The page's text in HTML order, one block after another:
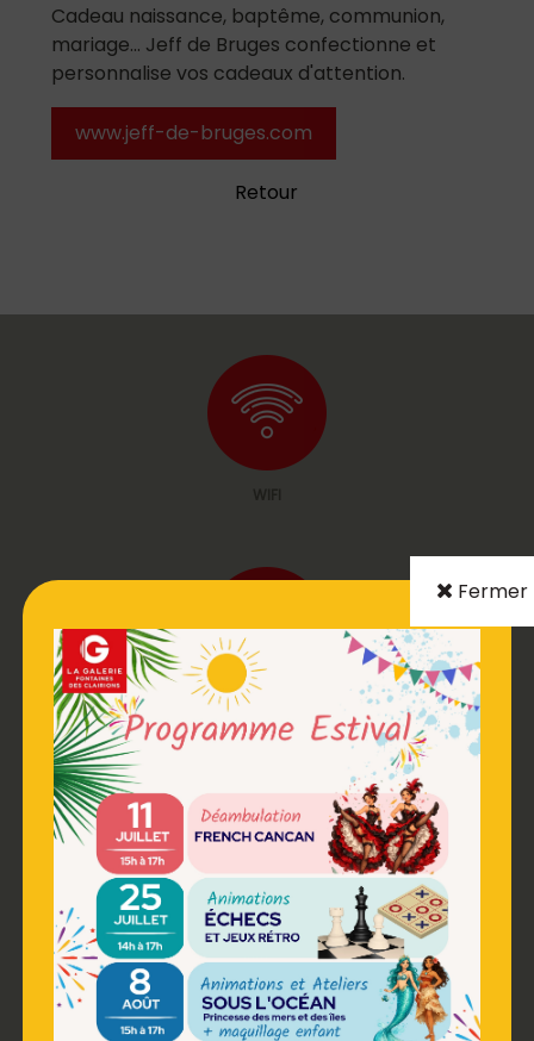
Cadeau naissance, baptême, communion,
mariage... Jeff de Bruges confectionne et
personnalise vos cadeaux d'attention.
www.jeff-de-bruges.com
Retour
BOITE AUX LETTRES
DISTRIBUTEUR
Fermer